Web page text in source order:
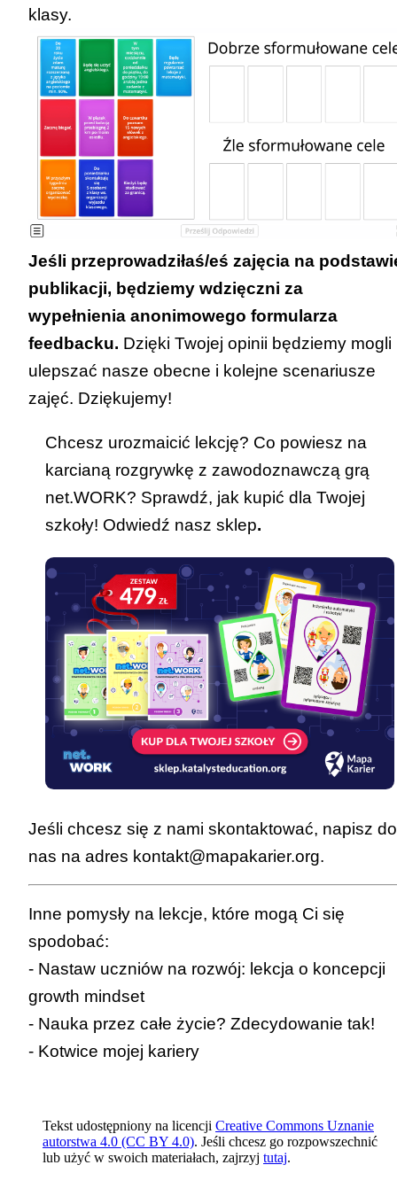
klasy.
Jeśli przeprowadziłaś/eś zajęcia na
publikacji, będziemy wdzięczni za
wypełnienia anonimowego formularza
feedbacku. Dzięki Twojej opinii będziemy mogli
ulepszać nasze obecne i kolejne scenariusze
zajęć. Dziękujemy!
Chcesz urozmaicić lekcję? Co powiesz na
karcianą rozgrywkę z zawodoznawczą grą
net.WORK? Sprawdź, jak kupić dla Twojej
szkoły! Odwiedź naszsklep.
Jeśli chcesz się z nami skontaktować, napisz do
nas na adres kontakt@mapakarier.org.
Inne pomysły na lekcje, które mogą Ci się
spodobać:
- Nastaw uczniów na rozwój: lekcja o koncepcji
growth mindset
- Nauka przez całe życie? Zdecydowanie tak!
- Kotwice mojej kariery
Tekst udostępniony na licencji Creative Commons Uznanie
autorstwa 4.0 (CC BY 4.0). Jeśli chcesz go rozpowszechnić
lub użyć w swoich materiałach, zajrzyj tutaj.